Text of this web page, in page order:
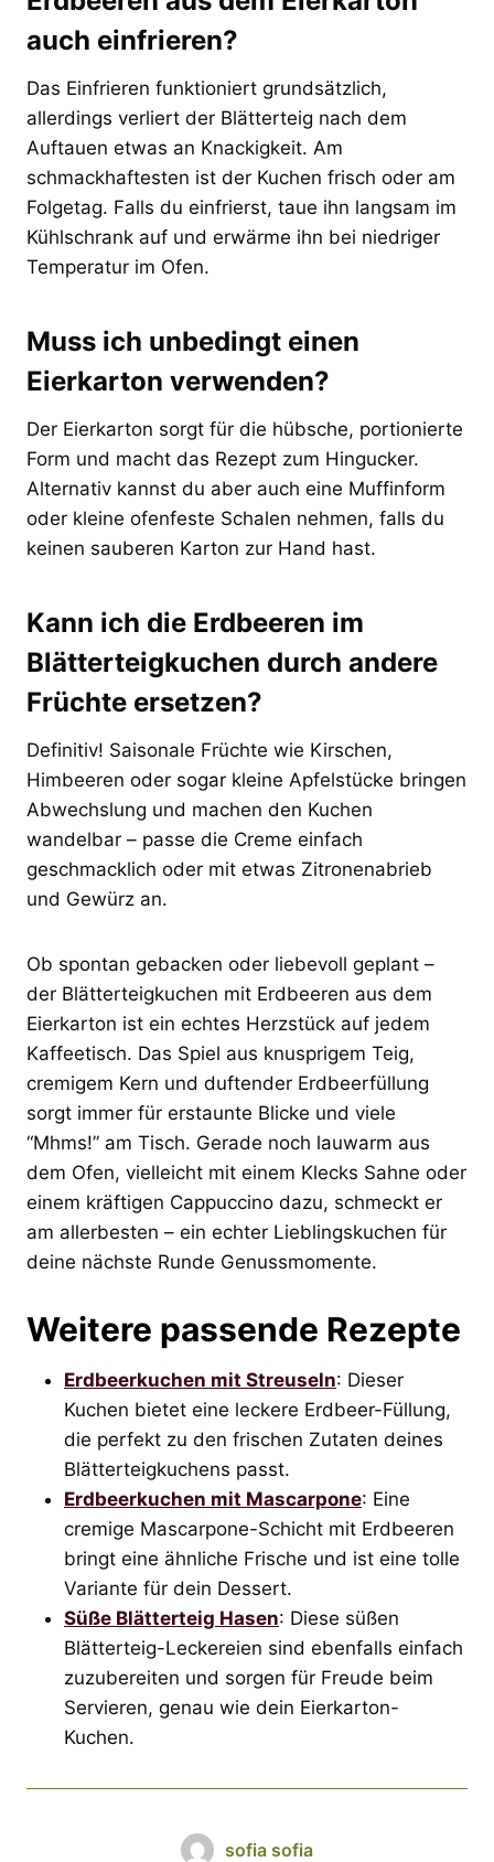
auch einfrieren?
Das Einfrieren funktioniert grundsätzlich,
allerdings verliert der Blätterteig nach dem
Auftauen etwas an Knackigkeit. Am
schmackhaftesten ist der Kuchen frisch oder am
Folgetag. Falls du einfrierst, taue ihn langsam im
Kühlschrank auf und erwärme ihn bei niedriger
Temperatur im Ofen.
Muss ich unbedingt einen
Eierkarton verwenden?
Der Eierkarton sorgt für die hübsche, portionierte
Form und macht das Rezept zum Hingucker.
Alternativ kannst du aber auch eine Muffinform
oder kleine ofenfeste Schalen nehmen, falls du
keinen sauberen Karton zur Hand hast.
Kann ich die Erdbeeren im
Blätterteigkuchen durch andere
Früchte ersetzen?
Definitiv! Saisonale Früchte wie Kirschen,
Himbeeren oder sogar kleine Apfelstücke bringen
Abwechslung und machen den Kuchen
wandelbar – passe die Creme einfach
geschmacklich oder mit etwas Zitronenabrieb
und Gewürz an.
Ob spontan gebacken oder liebevoll geplant –
der Blätterteigkuchen mit Erdbeeren aus dem
Eierkarton ist ein echtes Herzstück auf jedem
Kaffeetisch. Das Spiel aus knusprigem Teig,
cremigem Kern und duftender Erdbeerfüllung
sorgt immer für erstaunte Blicke und viele
“Mhms!” am Tisch. Gerade noch lauwarm aus
dem Ofen, vielleicht mit einem Klecks Sahne oder
einem kräftigen Cappuccino dazu, schmeckt er
am allerbesten – ein echter Lieblingskuchen für
deine nächste Runde Genussmomente.
Weitere passende Rezepte
Erdbeerkuchen mit Streuseln: Dieser
Kuchen bietet eine leckere Erdbeer-Füllung,
die perfekt zu den frischen Zutaten deines
Blätterteigkuchens passt.
Erdbeerkuchen mit Mascarpone: Eine
cremige Mascarpone-Schicht mit Erdbeeren
bringt eine ähnliche Frische und ist eine tolle
Variante für dein Dessert.
Süße Blätterteig Hasen: Diese süßen
Blätterteig-Leckereien sind ebenfalls einfach
zuzubereiten und sorgen für Freude beim
Servieren, genau wie dein Eierkarton-
Kuchen.
sofia sofia